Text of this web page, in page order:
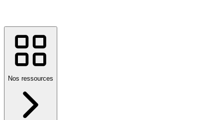
Nos ressources